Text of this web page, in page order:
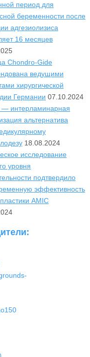
период для
беременности после
адгезиолизиса
16 месяцев
Chondro-Gide
ведущими
хирургической
Германии 07.10.2024
интерламинарная
альтернатива
18.08.2024
исследование
уровня
подтвердило
эффективность
AMIC